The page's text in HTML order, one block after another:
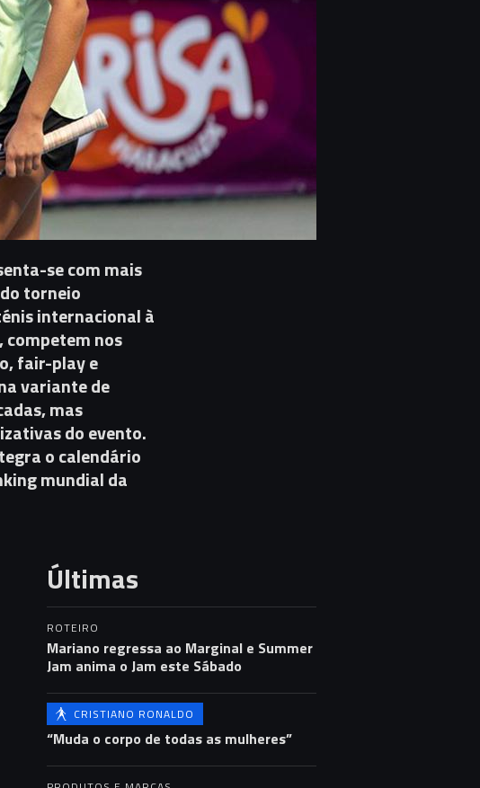
se com mais
torneio
internacional à
competem nos
fair-play e
variante de
mas
do evento.
o calendário
mundial da
Últimas
ROTEIRO
Mariano regressa ao Marginal e Summer
Jam anima o Jam este Sábado
CRISTIANO RONALDO
“Muda o corpo de todas as mulheres”